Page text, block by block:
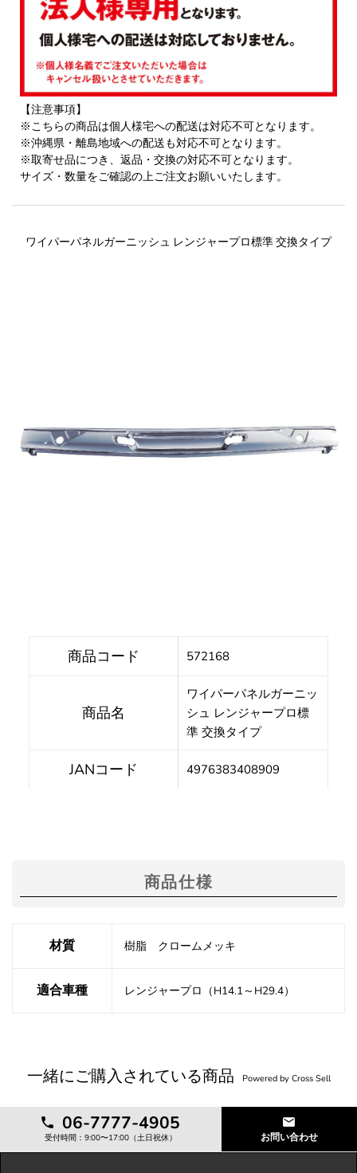
【注意事項】
※こちらの商品は個人様宅への配送は対応不可となります。
※沖縄県・離島地域への配送も対応不可となります。
※取寄せ品につき、返品・交換の対応不可となります。
サイズ・数量をご確認の上ご注文お願いいたします。
ワイパーパネルガーニッシュ レンジャープロ標準 交換タイプ
商品コード 572168
商品名
ワイパーパネルガーニッ
シュ レンジャープロ標
準 交換タイプ
JANコード 4976383408909
商品仕様
材質 樹脂 クロームメッキ
適合車種 レンジャープロ（H14.1～H29.4）
一緒にご購入されている商品 Powered by Cross Sell
06-7777-4905
受付時間：9:00〜17:00（土日祝休） お問い合わせ